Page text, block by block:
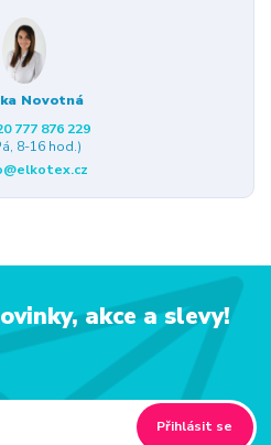
Novotná
777 876 229
8-16 hod.)
akce a slevy!
Přihlásit se